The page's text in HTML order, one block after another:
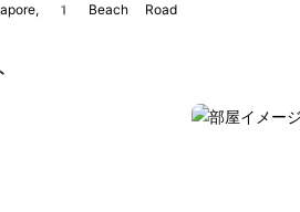
1 Beach Road